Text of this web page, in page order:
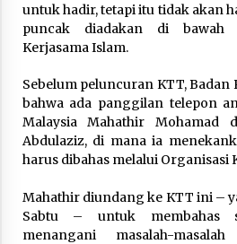
untuk hadir, tetapi itu tidak akan
puncak diadakan di bawah
Kerjasama Islam.
Sebelum peluncuran KTT, Badan
bahwa ada panggilan telepon
Malaysia Mahathir Mohamad
Abdulaziz, di mana ia
harus dibahas melalui Organisasi
Mahathir diundang ke KTT ini –
Sabtu – untuk membahas
menangani masalah-